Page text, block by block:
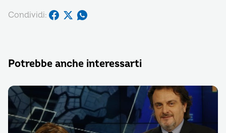
Condividi:
Potrebbe anche interessarti